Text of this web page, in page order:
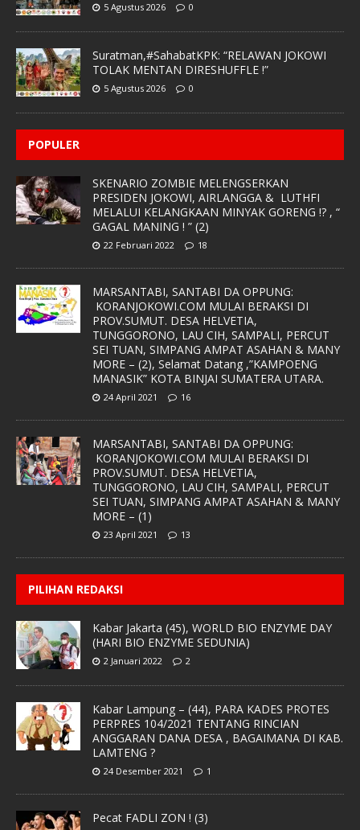
5 Agustus 2026 0
Suratman,#SahabatKPK: “RELAWAN JOKOWI
TOLAK MENTAN DIRESHUFFLE !”
5 Agustus 2026 0
POPULER
SKENARIO ZOMBIE MELENGSERKAN
PRESIDEN JOKOWI, AIRLANGGA & LUTHFI
MELALUI KELANGKAAN MINYAK GORENG !? , “
GAGAL MANING ! ” (2)
22 Februari 2022 18
MARSANTABI, SANTABI DA OPPUNG:
KORANJOKOWI.COM MULAI BERAKSI DI
PROV.SUMUT. DESA HELVETIA,
TUNGGORONO, LAU CIH, SAMPALI, PERCUT
SEI TUAN, SIMPANG AMPAT ASAHAN & MANY
MORE – (2), Selamat Datang ,”KAMPOENG
MANASIK” KOTA BINJAI SUMATERA UTARA.
24 April 2021 16
MARSANTABI, SANTABI DA OPPUNG:
KORANJOKOWI.COM MULAI BERAKSI DI
PROV.SUMUT. DESA HELVETIA,
TUNGGORONO, LAU CIH, SAMPALI, PERCUT
SEI TUAN, SIMPANG AMPAT ASAHAN & MANY
MORE – (1)
23 April 2021 13
PILIHAN REDAKSI
Kabar Jakarta (45), WORLD BIO ENZYME DAY
(HARI BIO ENZYME SEDUNIA)
2 Januari 2022 2
Kabar Lampung – (44), PARA KADES PROTES
PERPRES 104/2021 TENTANG RINCIAN
ANGGARAN DANA DESA , BAGAIMANA DI KAB.
LAMTENG ?
24 Desember 2021 1
Pecat FADLI ZON ! (3)